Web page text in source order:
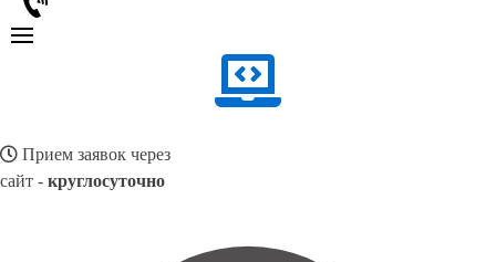
Прием заявок через
сайт - круглосуточно